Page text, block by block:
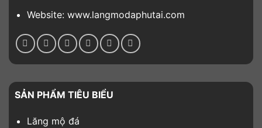
Website: www.langmodaphutai.com
SẢN PHẨM TIÊU BIỂU
Lăng mộ đá